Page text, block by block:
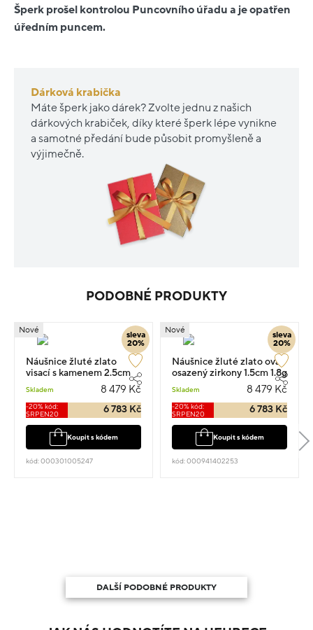
Šperk prošel kontrolou Puncovního úřadu a je opatřen
úředním puncem.
Dárková krabička
Máte šperk jako dárek? Zvolte jednu z našich
dárkových krabiček, díky které šperk lépe vynikne
a samotné předání bude působit promyšleně a
výjimečně.
PODOBNÉ PRODUKTY
sleva
20%
Nové
Náušnice žluté zlato
visací s kamenem 2.5cm
Skladem 8 479 Kč
-20% kód:
SRPEN20
6 783 Kč
Koupit s kódem
kód: 000301005247
sleva
20%
Nové
Náušnice žluté zlato ovál
osazený zirkony 1.5cm 1.8g
Skladem 8 479 Kč
-20% kód:
SRPEN20
6 783 Kč
Koupit s kódem
kód: 000941402253
DALŠÍ PODOBNÉ PRODUKTY